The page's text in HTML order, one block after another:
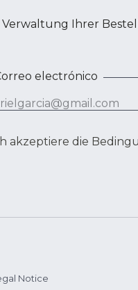
Verwaltung Ihrer
electrónico
akzeptiere die
Notice